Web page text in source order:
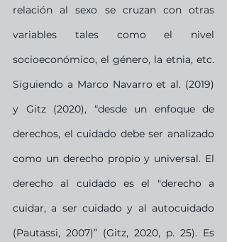
relación al sexo se cruzan con otras
variables tales como el nivel
socioeconómico, el género, la etnia, etc.
Siguiendo a Marco Navarro et al. (2019)
y Gitz (2020), “desde un enfoque de
derechos, el cuidado debe ser analizado
como un derecho propio y universal. El
derecho al cuidado es el "derecho a
cuidar, a ser cuidado y al autocuidado
(Pautassi, 2007)” (Gitz, 2020, p. 25). Es